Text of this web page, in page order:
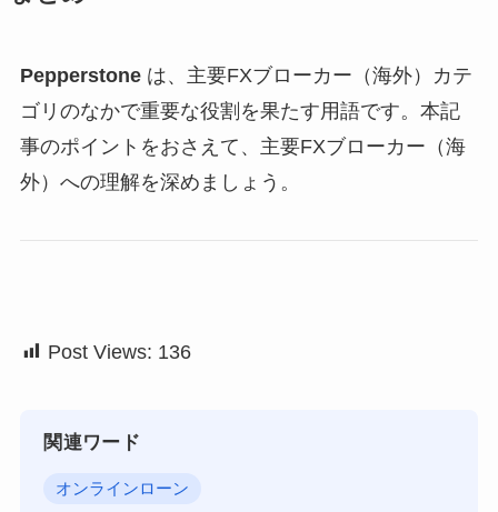
Pepperstoneは、主要FXブローカー（海外）カテ
ゴリのなかで重要な役割を果たす用語です。本記
事のポイントをおさえて、主要FXブローカー（海
外）への理解を深めましょう。
Post Views: 136
関連ワード
オンラインローン